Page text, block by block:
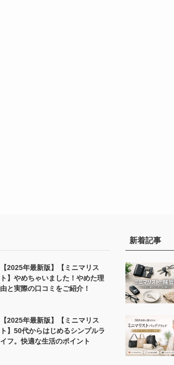
【2025年最新版】【ミニマリス
ト】やめちゃいました！やめた理
由と実際の口コミをご紹介！
【2025年最新版】【ミニマリス
ト】50代からはじめるシンプルラ
イフ。快適な生活のポイント
新着記事